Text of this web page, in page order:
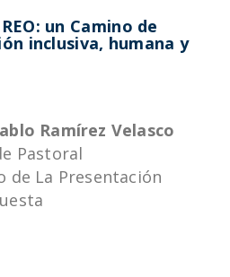
un Camino de
inclusiva, humana y
Ramírez Velasco
Pastoral
de La Presentación